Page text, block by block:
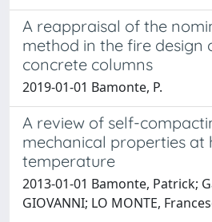
A reappraisal of the
method in the fire design
concrete columns
2019-01-01 Bamonte, P.
A review of self-
mechanical properties at
temperature
2013-01-01 Bamonte, Patrick;
GIOVANNI; LO MONTE,